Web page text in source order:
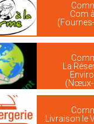
Com
La
(Nœux-
Livraison le